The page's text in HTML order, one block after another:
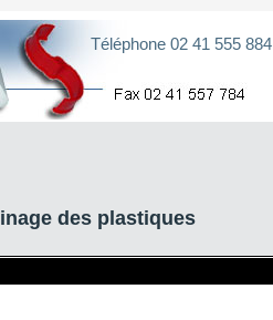
Téléphone 02 41 555 884
des plastiques